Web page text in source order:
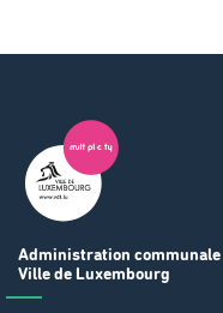
Administration communale
Ville de Luxembourg